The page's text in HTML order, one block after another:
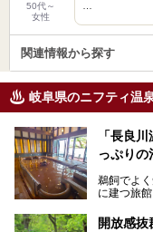
50代～
女性
関連情報から探す
岐阜県のニフティ温
「長良
っぷりの
鵜飼でよ
に建つ旅
濁り湯で
開放感